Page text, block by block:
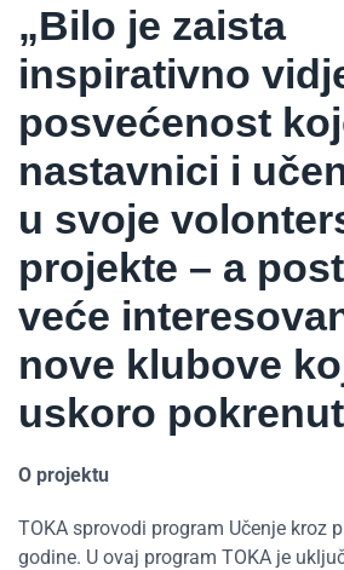
„Bilo je zaista
inspirativno
posvećenost
nastavnici i
u svoje
projekte – a
veće
nove klubove
uskoro
O projektu
TOKA sprovodi program Učenje kroz
godine. U ovaj program TOKA je